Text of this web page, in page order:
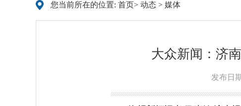
您当前所在的位置: 首页> 动态 > 媒体
大众新闻：济
发布日